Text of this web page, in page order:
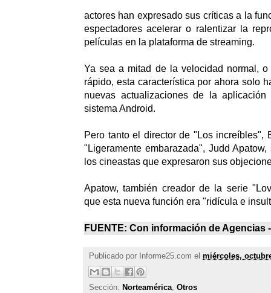
actores han expresado sus críticas a la
espectadores acelerar o ralentizar la
películas en la plataforma de streaming.
Ya sea a mitad de la velocidad normal,
rápido, esta característica por ahora solo
nuevas actualizaciones de la
sistema Android.
Pero tanto el director de "Los increíbles",
"Ligeramente embarazada", Judd
los cineastas que expresaron sus
Apatow, también creador de la serie
que esta nueva función era "ridícula e
FUENTE: Con información de Agencias
Publicado por Informe25.com el miércoles,
Sección: Norteamérica, Otros